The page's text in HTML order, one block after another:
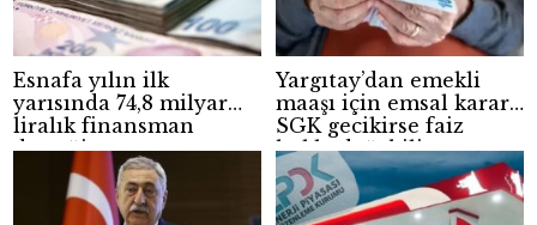
Esnafa yılın ilk
yarısında 74,8 milyar
liralık finansman
desteği
Yargıtay’dan emekli
maaşı için emsal karar:
SGK gecikirse faiz
hakkı doğabilir